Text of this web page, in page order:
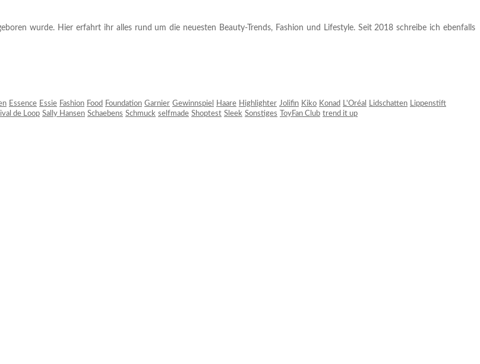
wurde. Hier erfahrt ihr alles rund um die neuesten Beauty-Trends, Fashion und Lifestyle. Seit 2018 schreibe ich ebenfalls
Essence Essie Fashion Food Foundation Garnier Gewinnspiel Haare Highlighter Jolifin Kiko Konad L'Oréal Lidschatten Lippenstift
de Loop Sally Hansen Schaebens Schmuck selfmade Shoptest Sleek Sonstiges ToyFan Club trend it up